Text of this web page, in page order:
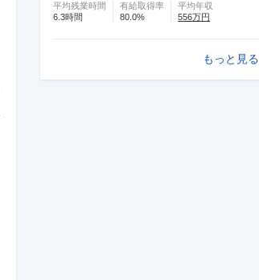
平均残業時間
6.3時間
有給取得率
80.0%
平均年収
556万円
もっと見る